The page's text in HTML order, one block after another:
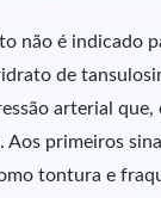
não é indicado
de
arterial que,
Aos primeiros
tontura e